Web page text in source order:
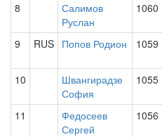
8
Салимов
Руслан
1060
9 RUS Попов Родион 1059
10
Швангирадзе
София
1055
11
Федосеев
Сергей
1056